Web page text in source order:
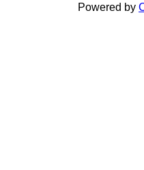
Powered by